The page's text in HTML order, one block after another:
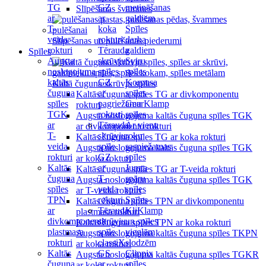
TG
ar
T-
veida
rokturi
Augsta
noslogojuma
kaltās
čuguna
spīles
TGK
ar
T-
veida
rokturi
Kaltās
čuguna
spīles
TPN
ar
divkomponentu
plastmasa
rokturi
Kaltās
čuguna
GZ
ar
koka
rokturi
Tērauda
skrūvju
spīles
GZ
ar
pagriežamu
rokturi
Tērauda
skrūvju
spīle
GZ
ar
T-
veida
rokturi
Tērauda
skrūvju
spīle
classiX
GS
ar
metināšanas
galdiem
Spīles
darba
galdiem
Sviru
spīles
Korpusa
spīles
GearKlamp
spīles
Ar vienu
roku
saspiežamas
spīles
Jumta
spāru
spīles
Spīles
KliKlamp
un spīles
vieglām
slodzēm
Clippix
spīles
Slīpēšanas švammes
Slīpēšanas un pulēšanas piederumi
Spīles
Kaltā čuguna skrūvju spīles
Kaltās čuguna spīles TG ar divkomponentu
rokturi
Augsta noslogojuma kaltās čuguna spīles TGK
ar divkomponentu rokturi
Kaltās čuguna spīles TG ar koka rokturi
Augsta noslogojuma kaltās čuguna spīles TGK
ar koka rokturi
Kaltās čuguna spīles TG ar T-veida rokturi
Augsta noslogojuma kaltās čuguna spīles TGK
ar T-veida rokturi
Kaltās čuguna spīles TPN ar divkomponentu
plastmasa rokturi
Kaltās čuguna spīles TPN ar koka rokturi
Augsta noslogojuma kaltās čuguna spīles TKPN
ar koka rokturi
Augsta noslogojuma kaltās čuguna spīles TGKR